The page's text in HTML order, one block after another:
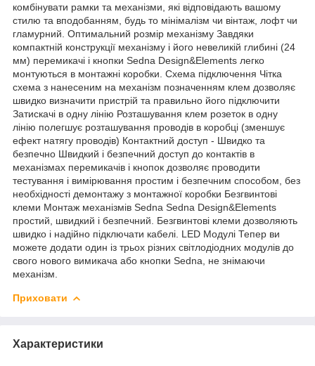
комбінувати рамки та механізми, які відповідають вашому
стилю та вподобанням, будь то мінімалізм чи вінтаж, лофт чи
гламурний. Оптимальний розмір механізму Завдяки
компактній конструкції механізму і його невеликій глибині (24
мм) перемикачі і кнопки Sedna Design&Elements легко
монтуються в монтажні коробки. Схема підключення Чітка
схема з нанесеним на механізм позначенням клем дозволяє
швидко визначити пристрій та правильно його підключити
Затискачі в одну лінію Розташування клем розеток в одну
лінію полегшує розташування проводів в коробці (зменшує
ефект натягу проводів) Контактний доступ - Швидко та
безпечно Швидкий і безпечний доступ до контактів в
механізмах перемикачів і кнопок дозволяє проводити
тестування і вимірювання простим і безпечним способом, без
необхідності демонтажу з монтажної коробки Безгвинтові
клеми Монтаж механізмів Sedna Sedna Design&Elements
простий, швидкий і безпечний. Безгвинтові клеми дозволяють
швидко і надійно підключати кабелі. LED Модулі Тепер ви
можете додати один із трьох різних світлодіодних модулів до
свого нового вимикача або кнопки Sedna, не знімаючи
механізм.
Приховати
Характеристики